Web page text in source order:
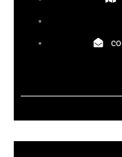
k
-
f